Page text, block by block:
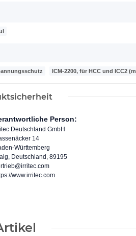
ICM-2200, für HCC und ICC2
Person:
Deutschland GmbH
14
Württemberg
Deutschland, 89195
www.irritec.com